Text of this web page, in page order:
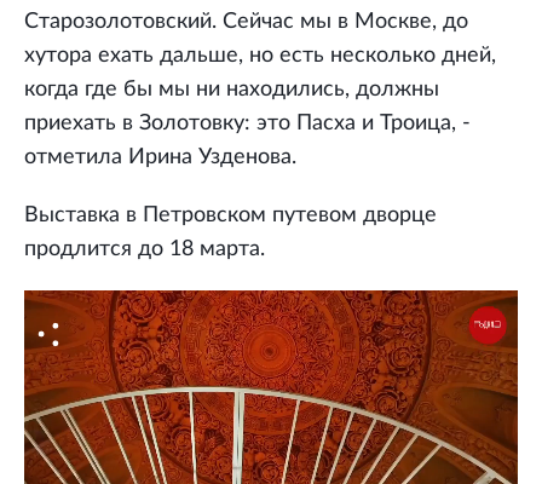
Старозолотовский. Сейчас мы в Москве, до
хутора ехать дальше, но есть несколько дней,
когда где бы мы ни находились, должны
приехать в Золотовку: это Пасха и Троица, -
отметила Ирина Узденова.
Выставка в Петровском путевом дворце
продлится до 18 марта.